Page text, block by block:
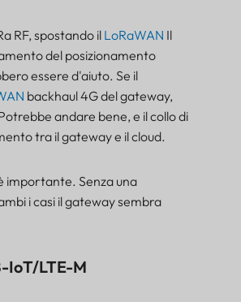
RF, spostando il LoRaWAN Il
del posizionamento
essere d'aiuto. Se il
backhaul 4G del gateway,
andare bene, e il collo di
tra il gateway e il cloud.
importante. Senza una
i casi il gateway sembra
IoT/LTE-M